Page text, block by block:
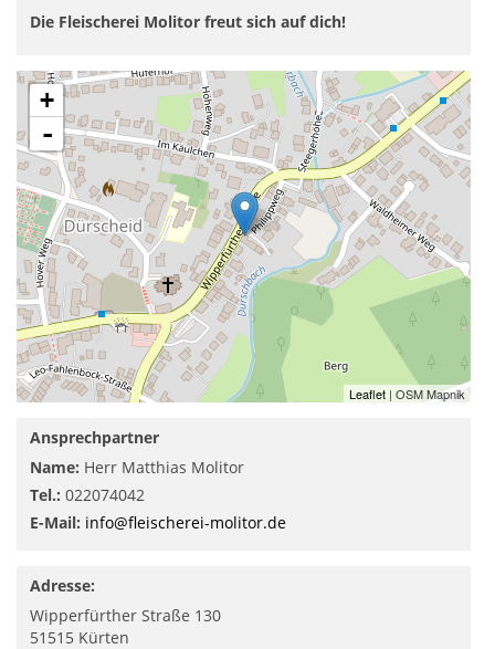
Die Fleischerei Molitor freut sich auf dich!
+
-
Leaflet | OSM Mapnik
Ansprechpartner
Name: Herr Matthias Molitor
Tel.: 022074042
E-Mail: info@fleischerei-molitor.de
Adresse:
Wipperfürther Straße 130
51515 Kürten